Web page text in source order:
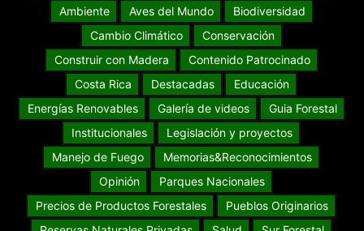
Ambiente
Aves del Mundo
Biodiversidad
Cambio Climático
Conservación
Construir con Madera
Contenido Patrocinado
Costa Rica
Destacadas
Educación
Energías Renovables
Galería de videos
Guia Forestal
Institucionales
Legislación y proyectos
Manejo de Fuego
Memorias&Reconocimientos
Opinión
Parques Nacionales
Precios de Productos Forestales
Pueblos Originarios